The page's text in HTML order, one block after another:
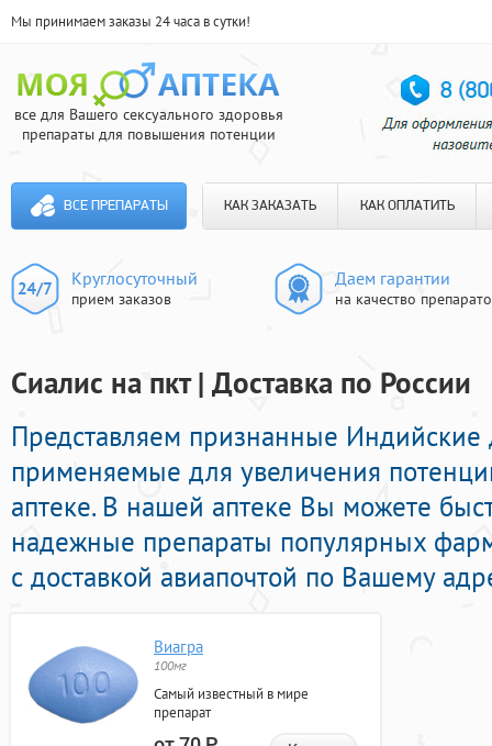
Мы принимаем заказы 24 часа в сутки!
все для Вашего сексуального здоровья
препараты для повышения потенции
ВСЕ ПРЕПАРАТЫ КАК ЗАКАЗАТЬ КАК ОПЛАТИТЬ
Круглосуточный
прием заказов
Даем гарантии
на качество
Сиалис на пкт | Доставка по России
Представляем признанные
применяемые для увеличения
аптеке. В нашей аптеке Вы можете
надежные препараты популярных
с доставкой авиапочтой по Вашему
Виагра
100мг
Самый известный в мире
препарат